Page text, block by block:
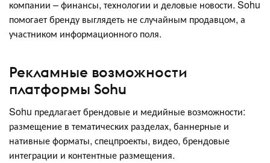
компании – финансы, технологии и деловые новости. Sohu
помогает бренду выглядеть не случайным продавцом, а
участником информационного поля.
Рекламные возможности
платформы Sohu
Sohu предлагает брендовые и медийные возможности:
размещение в тематических разделах, баннерные и
нативные форматы, спецпроекты, видео, брендовые
интеграции и контентные размещения.